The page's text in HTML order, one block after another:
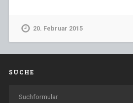
20. Februar 2015
SUCHE